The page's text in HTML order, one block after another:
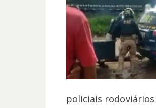
policiais